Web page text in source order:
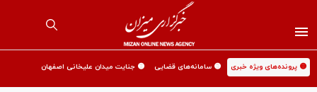
🟡 پرونده‌های ویژه خبری 🟡 سامانه‌های قضایی 🟡 جنایت میدان علیخانی اصفهان